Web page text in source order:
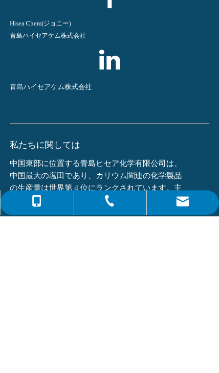
0086-532-85708217
0086-4008266163-82717
info@hiseachem.com
Hisea Chem(ジョニー)
青島ハイセアケム株式会社
青島ハイセアケム株式会社
私たちに関しては
中国東部に位置する青島ヒセア化学有限公司は、
中国最大の塩田であり、カリウム関連の化学製品
の生産量は世界第 4 位にランクされています。主